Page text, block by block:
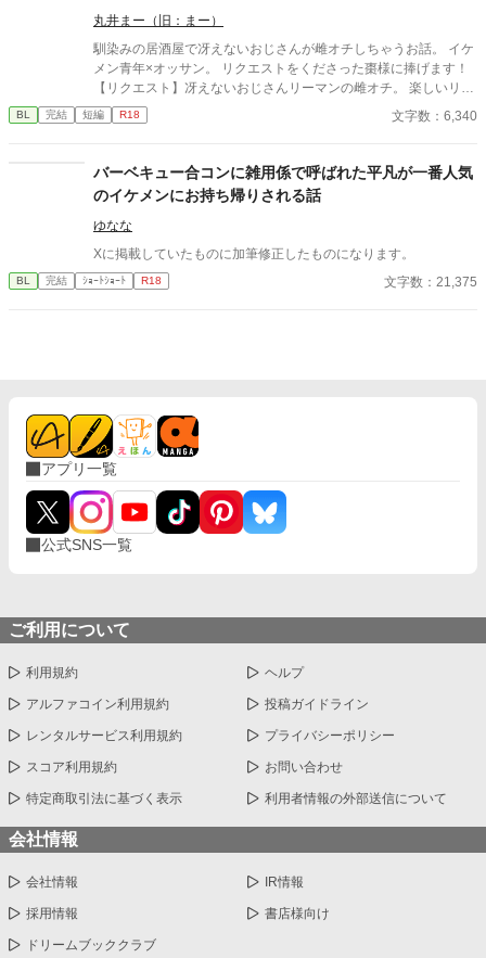
丸井まー（旧：まー）
馴染みの居酒屋で冴えないおじさんが雌オチしちゃうお話。 イケ
メン青年×オッサン。 リクエストをくださった棗様に捧げます！
【リクエスト】冴えないおじさんリーマンの雌オチ。 楽しいリク
エストをありがとうございました！ ※ムーンライトノベルズさん
でも公開しております。
BL 完結 短編 R18 文字数：6,340
バーベキュー合コンに雑用係で呼ばれた平凡が一番人気
のイケメンにお持ち帰りされる話
ゆなな
Xに掲載していたものに加筆修正したものになります。
BL 完結 ｼｮｰﾄｼｮｰﾄ R18 文字数：21,375
アプリ一覧
公式SNS一覧
ご利用について
利用規約 ヘルプ
アルファコイン利用規約 投稿ガイドライン
レンタルサービス利用規約 プライバシーポリシー
スコア利用規約 お問い合わせ
特定商取引法に基づく表示 利用者情報の外部送信について
会社情報
会社情報 IR情報
採用情報 書店様向け
ドリームブッククラブ